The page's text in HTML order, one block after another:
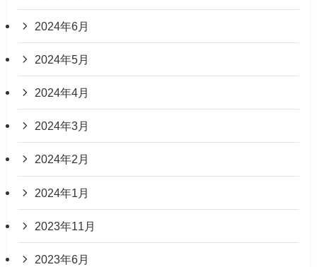
2024年6月
2024年5月
2024年4月
2024年3月
2024年2月
2024年1月
2023年11月
2023年6月